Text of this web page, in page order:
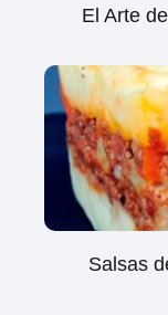
El Arte
Salsas